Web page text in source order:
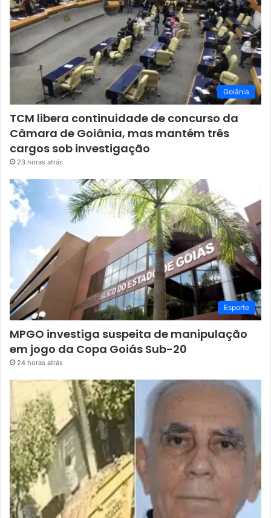
Goiânia
TCM libera continuidade de concurso da
Câmara de Goiânia, mas mantém três
cargos sob investigação
23 horas atrás
Esporte
MPGO investiga suspeita de manipulação
em jogo da Copa Goiás Sub-20
24 horas atrás